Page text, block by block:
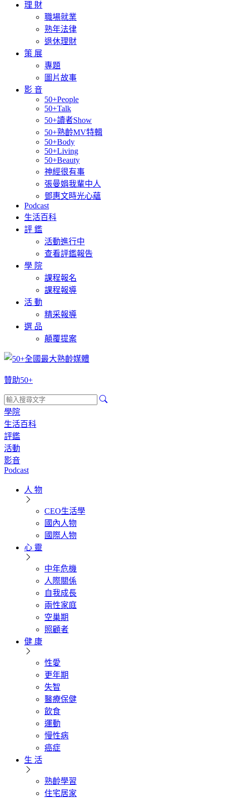
理 財
職場就業
熟年法律
退休理財
策 展
專題
圖片故事
影 音
50+People
50+Talk
50+讀者Show
50+熟齡MV特輯
50+Body
50+Living
50+Beauty
神經很有事
張曼娟我輩中人
鄧惠文時光心蘊
Podcast
生活百科
評 鑑
活動進行中
查看評鑑報告
學 院
課程報名
課程報導
活 動
精采報導
選 品
顛覆提案
贊助50+
學院
生活百科
評鑑
活動
影音
Podcast
人 物
CEO生活學
國內人物
國際人物
心 靈
中年危機
人際關係
自我成長
兩性家庭
空巢期
照顧者
健 康
性愛
更年期
失智
醫療保健
飲食
運動
慢性病
癌症
生 活
熟齡學習
住宅居家